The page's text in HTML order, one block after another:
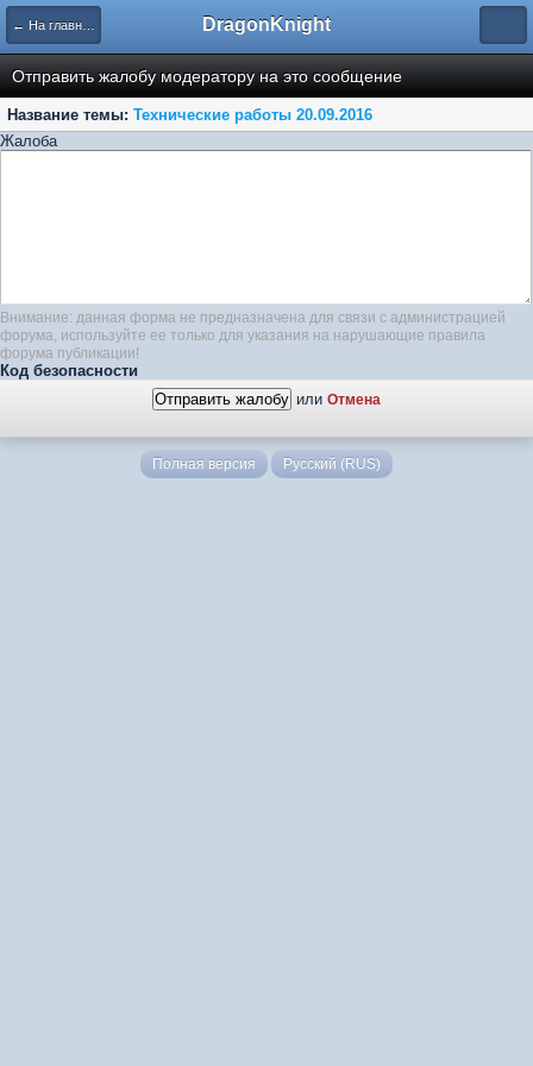
← На главную DragonKnight
Отправить жалобу модератору на это сообщение
Название темы: Технические работы 20.09.2016
Жалоба
Внимание: данная форма не предназначена для связи с администрацией
форума, используйте ее только для указания на нарушающие правила
форума публикации!
Код безопасности
или Отмена
Полная версия Русский (RUS)